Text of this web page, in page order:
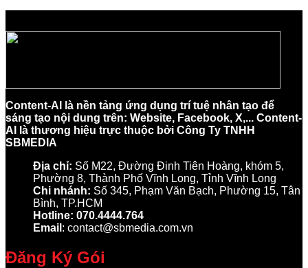
Content-AI là nền tảng ứng dụng trí tuệ nhân tạo để
sáng tạo nội dung trên: Website, Facebook, X,... Content-
AI là thương hiệu trực thuộc bởi Công Ty TNHH
SBMEDIA
Địa chỉ: Số M22, Đường Đinh Tiên Hoàng, khóm 5,
Phường 8, Thành Phố Vĩnh Long, Tỉnh Vĩnh Long
Chi nhánh: Số 345, Phạm Văn Bạch, Phường 15, Tân
Bình, TP.HCM
Hotline: 070.4444.764
Email : contact@sbmedia.com.vn
Đăng Ký Gói